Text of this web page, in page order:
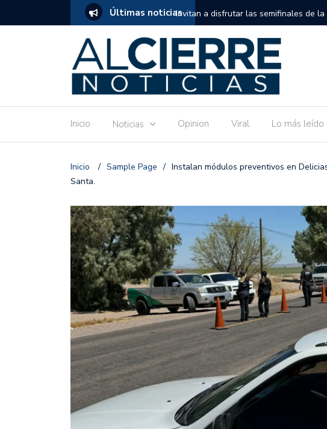
Últimas noticias
de estimulación temprana para mamás
Invitan a disfrutar las semifinales de
Ronquillo este jueves.
Inicio Noticias Opinion Viral Lo más leído
Inicio / Sample Page / Instalan módulos preventivos en
Santa.